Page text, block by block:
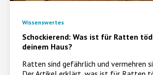
Schockierend: Was ist für Ratten
deinem Haus?
Ratten sind gefährlich und vermehren
Wissenswertes